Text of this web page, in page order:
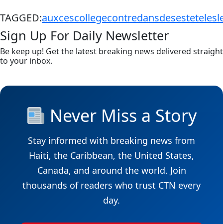
TAGGED:auxcescollegecontredansdesesteteles
Sign Up For Daily Newsletter
Be keep up! Get the latest breaking news delivered straight
to your inbox.
Never Miss a Story
Stay informed with breaking news from
Haiti, the Caribbean, the United States,
Canada, and around the world. Join
thousands of readers who trust CTN every
day.